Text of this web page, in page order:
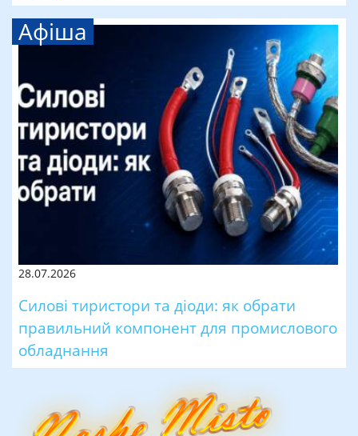
Афіша
28.07.2026
Силові тиристори та діоди: як обрати
правильний компонент для промислового
обладнання